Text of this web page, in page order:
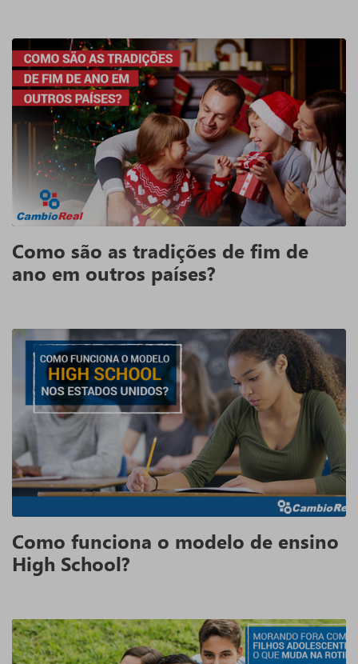
Como são as tradições de fim de
ano em outros países?
Como funciona o modelo de ensino
High School?